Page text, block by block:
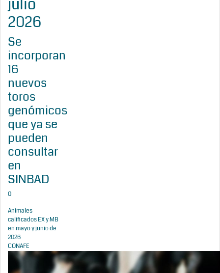
julio
2026
Se
incorporan
16
nuevos
toros
genómicos
que ya se
pueden
consultar
en
SINBAD
0
Animales
calificados EX y MB
en mayo y junio de
2026
CONAFE